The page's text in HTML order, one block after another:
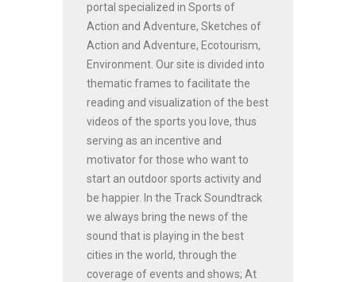
portal specialized in Sports of
Action and Adventure, Sketches of
Action and Adventure, Ecotourism,
Environment. Our site is divided into
thematic frames to facilitate the
reading and visualization of the best
videos of the sports you love, thus
serving as an incentive and
motivator for those who want to
start an outdoor sports activity and
be happier. In the Track Soundtrack
we always bring the news of the
sound that is playing in the best
cities in the world, through the
coverage of events and shows; At